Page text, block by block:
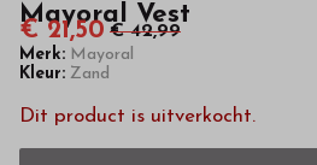
Mayoral Vest
€ 21,50 € 42,99
Merk: Mayoral
Kleur: Zand
Dit product is uitverkocht.